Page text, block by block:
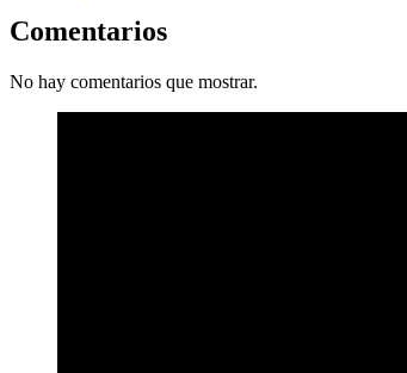
Comentarios
No hay comentarios que mostrar.